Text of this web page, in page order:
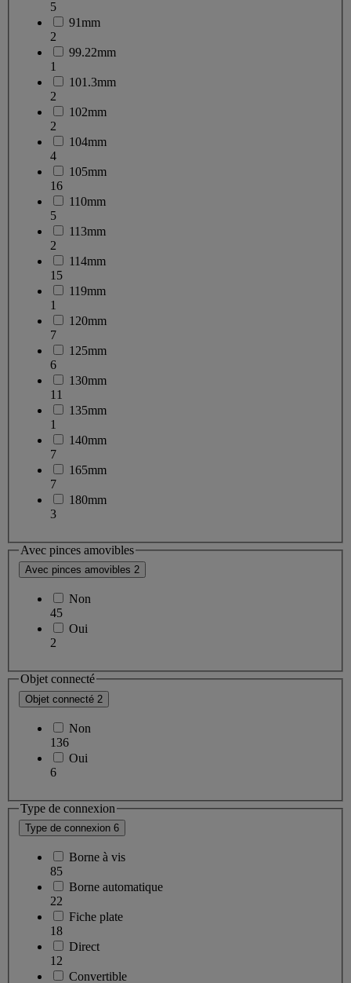
5
91mm
2
99.22mm
1
101.3mm
2
102mm
2
104mm
4
105mm
16
110mm
5
113mm
2
114mm
15
119mm
1
120mm
7
125mm
6
130mm
11
135mm
1
140mm
7
165mm
7
180mm
3
Avec pinces amovibles
Avec pinces amovibles 2
Non
45
Oui
2
Objet connecté
Objet connecté 2
Non
136
Oui
6
Type de connexion
Type de connexion 6
Borne à vis
85
Borne automatique
22
Fiche plate
18
Direct
12
Convertible